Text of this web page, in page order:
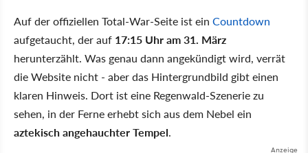
Auf der offiziellen Total-War-Seite ist ein Countdown
aufgetaucht, der auf 17:15 Uhr am 31. März
herunterzählt. Was genau dann angekündigt wird, verrät
die Website nicht - aber das Hintergrundbild gibt einen
klaren Hinweis. Dort ist eine Regenwald-Szenerie zu
sehen, in der Ferne erhebt sich aus dem Nebel ein
aztekisch angehauchter Tempel.